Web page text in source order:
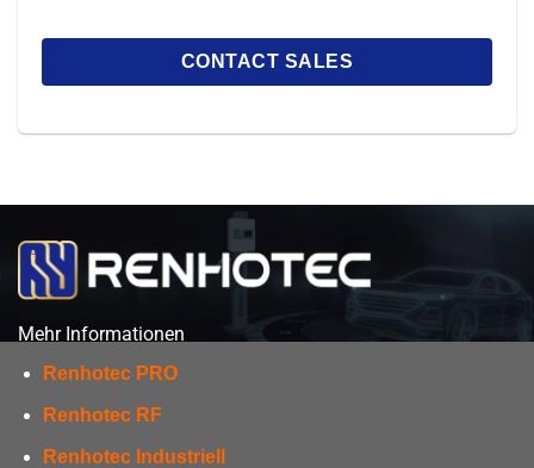
Mehr Informationen
Renhotec PRO
Renhotec RF
Renhotec Industriell